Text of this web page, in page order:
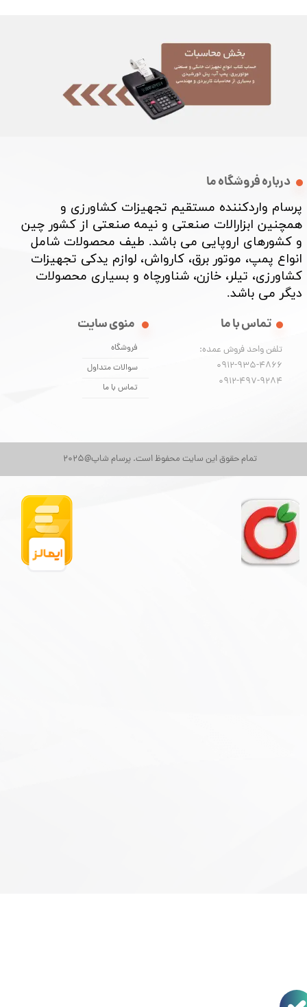
تمام حقوق این سایت محفوظ است. پرسام شاپ@2025
درباره فروشگاه ما
پرسام واردکننده مستقیم تجهیزات کشاورزی و
همچنین ابزارالات صنعتی و نیمه صنعتی از کشور چین
و کشورهای اروپایی می باشد. طیف محصولات شامل
انواع پمپ، موتور برق، کارواش، لوازم یدکی تجهیزات
کشاورزی، تیلر، خازن، شناورچاه و بسیاری محصولات
دیگر می باشد. ​​​​​​​
منوی سایت
فروشگاه
سوالات متداول
تماس با ما
تماس با ما
تلفن واحد فروش عمده:
0912-935-4866
​​​​​​​0912-497-9284